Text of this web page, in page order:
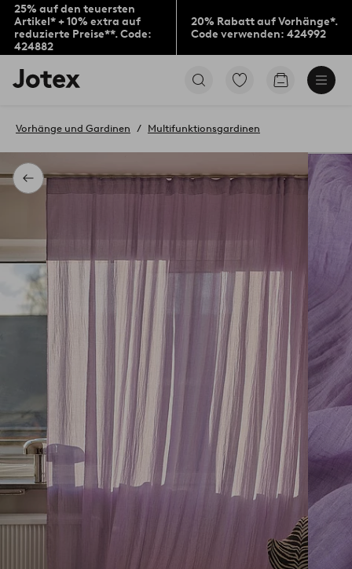
25% auf den teuersten
Artikel* + 10% extra auf
reduzierte Preise**. Code:
424882
20% Rabatt auf Vorhänge*.
Code verwenden: 424992
Jotex-
Logo
Startseite
Zu
Favoriten
Produkten
gehen
Zum
Zurück
Vorhänge und Gardinen Multifunktionsgardinen